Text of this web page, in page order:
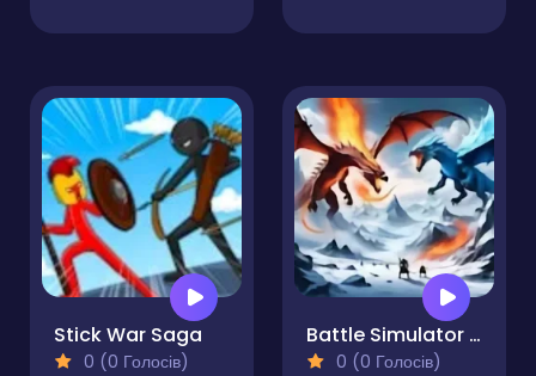
Stick War Saga
0 (0 Голосів)
Battle Simulator - Sandbox
0 (0 Голосів)